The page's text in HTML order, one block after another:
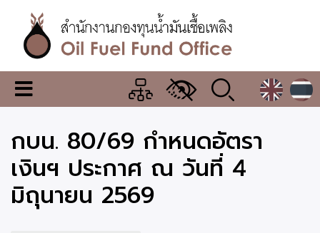
เนื้อหา
หลักสำนักงาน
กองทุน
น้ำมัน
เชื้อ
เพลิง
เมนู
เปลี่ยน
แสดง
ผล
กบน. 80/69 กำหนดอัตรา
เงินฯ ประกาศ ณ วันที่ 4
มิถุนายน 2569